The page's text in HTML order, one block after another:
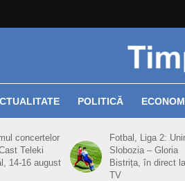
POLITICĂ
concertelor
Teleki
14-16 august
Fotbal, Liga 2:
Slobozia – Gloria
Bistrița, în direct la
TV